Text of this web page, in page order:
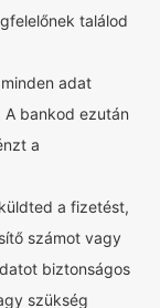
találod
adat
bankod ezután
a
a fizetést,
számot vagy
biztonságos
szükség